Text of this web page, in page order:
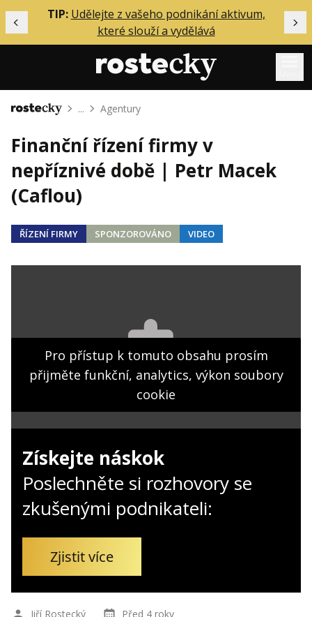
Předchozí
TIP: Udělejte z vašeho podnikání aktivum,
které slouží a vydělává
Mentoring
Podcasty
Solo
Akce
O mně
Obchodní podmínky
Hledaná fráze Hledat
Domů ... Agentury
Finanční řízení firmy v
nepříznivé době | Petr Macek
(Caflou)
ŘÍZENÍ FIRMY SPONZOROVÁNO VIDEO
Pro přístup k tomuto obsahu prosím
přijměte funkční, analytics, výkon soubory
cookie
Získejte náskok
Poslechněte si rozhovory se
zkušenými podnikateli:
Zjistit více
Jiří Rostecký Před 4 roky